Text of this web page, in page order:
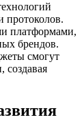
протоколов.
платформами,
брендов.
смогут
создавая